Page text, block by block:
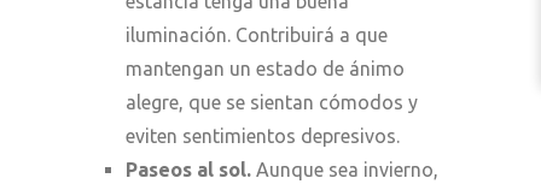
iluminación. Contribuirá a que
mantengan un estado de ánimo
alegre, que se sientan cómodos y
eviten sentimientos depresivos.
Paseos al sol. Aunque sea invierno,